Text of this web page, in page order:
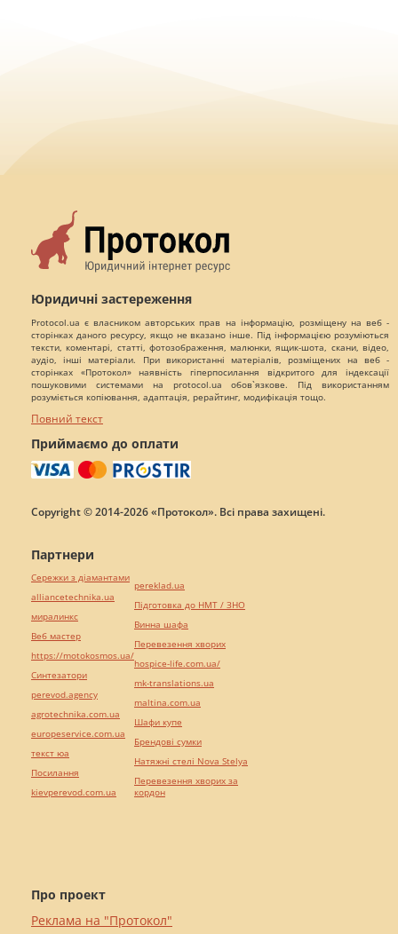
Юридичні застереження
Protocol.ua є власником авторських прав на інформацію, розміщену на веб -
сторінках даного ресурсу, якщо не вказано інше. Під інформацією розуміються
тексти, коментарі, статті, фотозображення, малюнки, ящик-шота, скани, відео,
аудіо, інші матеріали. При використанні матеріалів, розміщених на веб -
сторінках «Протокол» наявність гіперпосилання відкритого для індексації
пошуковими системами на protocol.ua обов`язкове. Під використанням
розуміється копіювання, адаптація, рерайтинг, модифікація тощо.
Повний текст
Приймаємо до оплати
Copyright © 2014-2026 «Протокол». Всі права захищені.
Про проект
Реклама на "Протокол"
Партнери
Сережки з діамантами
alliancetechnika.ua
миралинкс
Веб мастер
https://motokosmos.ua/
Синтезатори
perevod.agency
agrotechnika.com.ua
europeservice.com.ua
текст юа
Посилання
kievperevod.com.ua
pereklad.ua
Підготовка до НМТ / ЗНО
Винна шафа
Перевезення хворих
hospice-life.com.ua/
mk-translations.ua
maltina.com.ua
Шафи купе
Брендові сумки
Натяжні стелі Nova Stelya
Перевезення хворих за
кордон